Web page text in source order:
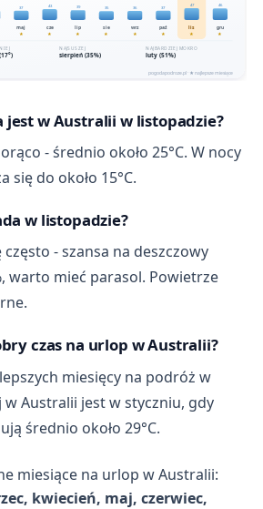
jest w Australii w listopadzie?
- średnio około 25°C. W nocy
do około 15°C.
w listopadzie?
- szansa na deszczowy
warto mieć parasol. Powietrze
czas na urlop w Australii?
miesięcy na podróż w
Australii jest w styczniu, gdy
średnio około 29°C.
miesiące na urlop w Australii:
kwiecień, maj, czerwiec,